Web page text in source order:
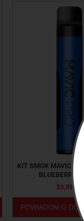
KIT SMOK MAVIC
BLUEBERRY
33,99 ZŁ
POWIADOM O